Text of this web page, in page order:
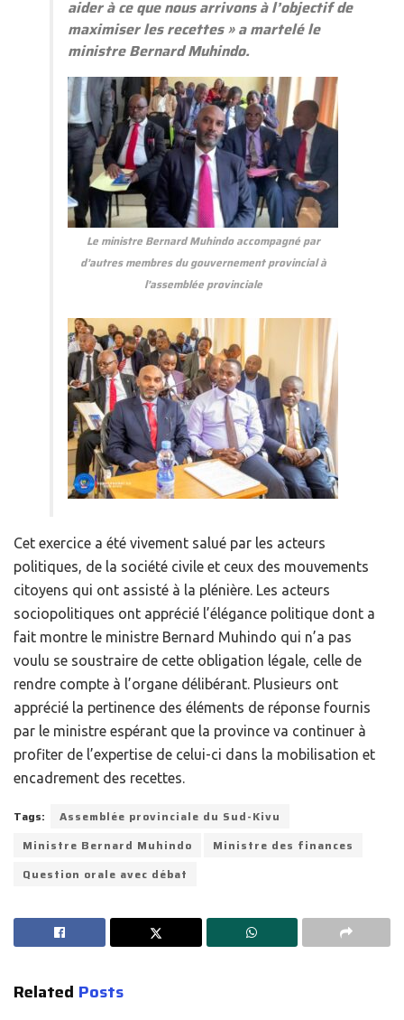
aider à ce que nous arrivons à l’objectif de
maximiser les recettes » a martelé le
ministre Bernard Muhindo.
Le ministre Bernard Muhindo accompagné par
d’autres membres du gouvernement provincial à
l’assemblée provinciale
Cet exercice a été vivement salué par les acteurs
politiques, de la société civile et ceux des mouvements
citoyens qui ont assisté à la plénière. Les acteurs
sociopolitiques ont apprécié l’élégance politique dont a
fait montre le ministre Bernard Muhindo qui n’a pas
voulu se soustraire de cette obligation légale, celle de
rendre compte à l’organe délibérant. Plusieurs ont
apprécié la pertinence des éléments de réponse fournis
par le ministre espérant que la province va continuer à
profiter de l’expertise de celui-ci dans la mobilisation et
encadrement des recettes.
Tags:
Assemblée provinciale du Sud-Kivu
Ministre Bernard Muhindo
Ministre des finances
Question orale avec débat
Related Posts